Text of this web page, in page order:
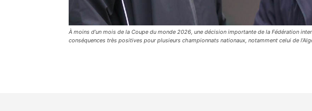
À moins d’un mois de la Coupe du monde 2026, une décision importante de la Fédération
conséquences très positives pour plusieurs championnats nationaux, notamment celui de